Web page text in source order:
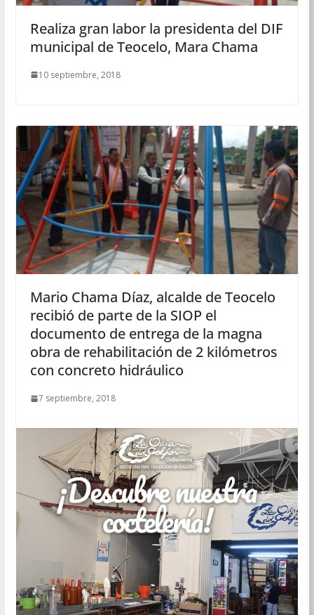
Realiza gran labor la presidenta del DIF
municipal de Teocelo, Mara Chama
10 septiembre, 2018
Mario Chama Díaz, alcalde de Teocelo
recibió de parte de la SIOP el
documento de entrega de la magna
obra de rehabilitación de 2 kilómetros
con concreto hidráulico
7 septiembre, 2018